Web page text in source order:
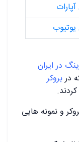
یوتیوب
در ایران
دربروکر
و نمونه هایی